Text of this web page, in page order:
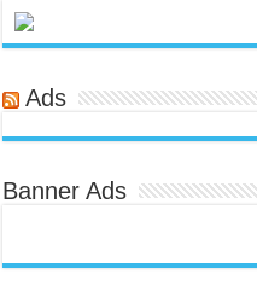
Ads
Banner Ads